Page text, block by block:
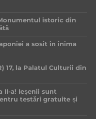
istoric din
a sosit în inima
17, la Palatul Culturii din
II-a! Ieșenii sunt
testări gratuite și